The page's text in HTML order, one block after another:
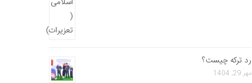
رد ترکه چیست؟
مهر 29, 1404